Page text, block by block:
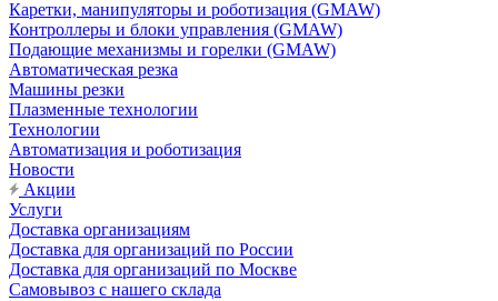
Каретки, манипуляторы и роботизация (GMAW)
Контроллеры и блоки управления (GMAW)
Подающие механизмы и горелки (GMAW)
Автоматическая резка
Машины резки
Плазменные технологии
Технологии
Автоматизация и роботизация
Новости
Акции
Услуги
Доставка организациям
Доставка для организаций по России
Доставка для организаций по Москве
Самовывоз с нашего склада